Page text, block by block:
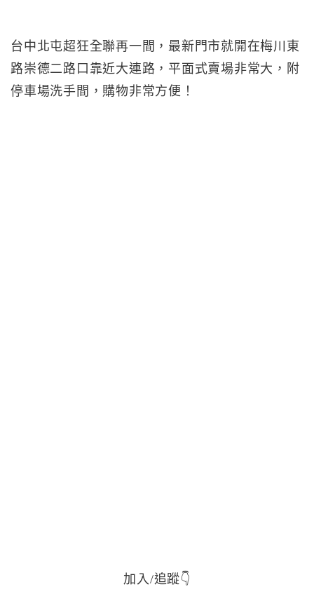
台中北屯超狂全聯再一間，最新門市就開在梅川東
路崇德二路口靠近大連路，平面式賣場非常大，附
停車場洗手間，購物非常方便！
加入/追蹤👇